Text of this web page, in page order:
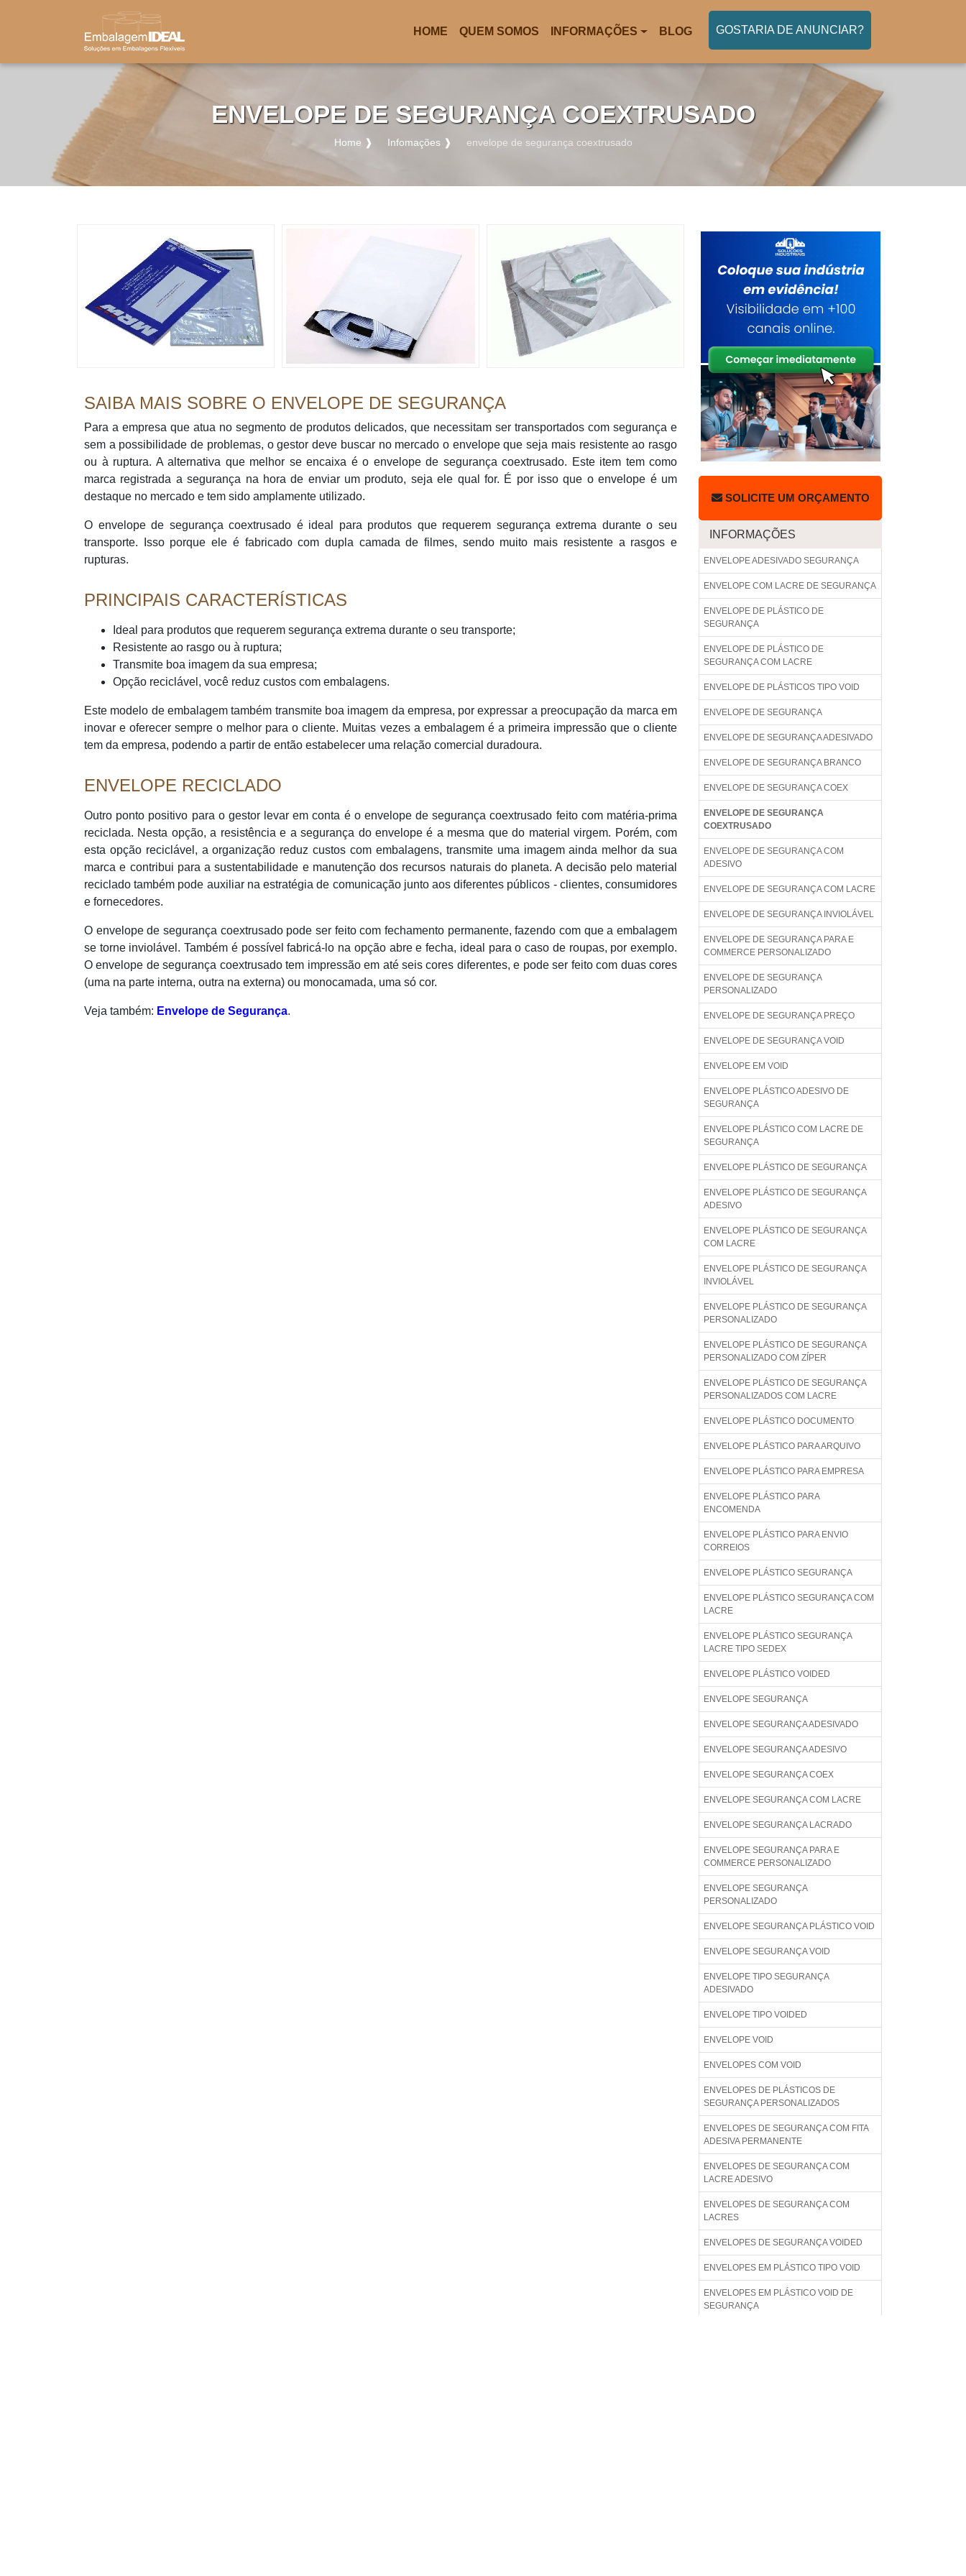
HOME
(CURRENT)
QUEM SOMOS INFORMAÇÕES BLOG GOSTARIA DE ANUNCIAR?
ENVELOPE DE SEGURANÇA COEXTRUSADO
Home ❱ Infomações ❱ envelope de segurança coextrusado
SAIBA MAIS SOBRE O ENVELOPE DE SEGURANÇA
Para a empresa que atua no segmento de produtos delicados, que necessitam ser transportados com segurança e
sem a possibilidade de problemas, o gestor deve buscar no mercado o envelope que seja mais resistente ao rasgo
ou à ruptura. A alternativa que melhor se encaixa é o envelope de segurança coextrusado. Este item tem como
marca registrada a segurança na hora de enviar um produto, seja ele qual for. É por isso que o envelope é um
destaque no mercado e tem sido amplamente utilizado.
O envelope de segurança coextrusado é ideal para produtos que requerem segurança extrema durante o seu
transporte. Isso porque ele é fabricado com dupla camada de filmes, sendo muito mais resistente a rasgos e
rupturas.
PRINCIPAIS CARACTERÍSTICAS
Ideal para produtos que requerem segurança extrema durante o seu transporte;
Resistente ao rasgo ou à ruptura;
Transmite boa imagem da sua empresa;
Opção reciclável, você reduz custos com embalagens.
Este modelo de embalagem também transmite boa imagem da empresa, por expressar a preocupação da marca em
inovar e oferecer sempre o melhor para o cliente. Muitas vezes a embalagem é a primeira impressão que o cliente
tem da empresa, podendo a partir de então estabelecer uma relação comercial duradoura.
ENVELOPE RECICLADO
Outro ponto positivo para o gestor levar em conta é o envelope de segurança coextrusado feito com matéria-prima
reciclada. Nesta opção, a resistência e a segurança do envelope é a mesma que do material virgem. Porém, com
esta opção reciclável, a organização reduz custos com embalagens, transmite uma imagem ainda melhor da sua
marca e contribui para a sustentabilidade e manutenção dos recursos naturais do planeta. A decisão pelo material
reciclado também pode auxiliar na estratégia de comunicação junto aos diferentes públicos - clientes, consumidores
e fornecedores.
O envelope de segurança coextrusado pode ser feito com fechamento permanente, fazendo com que a embalagem
se torne inviolável. Também é possível fabricá-lo na opção abre e fecha, ideal para o caso de roupas, por exemplo.
O envelope de segurança coextrusado tem impressão em até seis cores diferentes, e pode ser feito com duas cores
(uma na parte interna, outra na externa) ou monocamada, uma só cor.
Veja também: Envelope de Segurança.
SOLICITE UM ORÇAMENTO
INFORMAÇÕES
ENVELOPE ADESIVADO SEGURANÇA
ENVELOPE COM LACRE DE SEGURANÇA
ENVELOPE DE PLÁSTICO DE
SEGURANÇA
ENVELOPE DE PLÁSTICO DE
SEGURANÇA COM LACRE
ENVELOPE DE PLÁSTICOS TIPO VOID
ENVELOPE DE SEGURANÇA
ENVELOPE DE SEGURANÇA ADESIVADO
ENVELOPE DE SEGURANÇA BRANCO
ENVELOPE DE SEGURANÇA COEX
ENVELOPE DE SEGURANÇA
COEXTRUSADO
ENVELOPE DE SEGURANÇA COM
ADESIVO
ENVELOPE DE SEGURANÇA COM LACRE
ENVELOPE DE SEGURANÇA INVIOLÁVEL
ENVELOPE DE SEGURANÇA PARA E
COMMERCE PERSONALIZADO
ENVELOPE DE SEGURANÇA
PERSONALIZADO
ENVELOPE DE SEGURANÇA PREÇO
ENVELOPE DE SEGURANÇA VOID
ENVELOPE EM VOID
ENVELOPE PLÁSTICO ADESIVO DE
SEGURANÇA
ENVELOPE PLÁSTICO COM LACRE DE
SEGURANÇA
ENVELOPE PLÁSTICO DE SEGURANÇA
ENVELOPE PLÁSTICO DE SEGURANÇA
ADESIVO
ENVELOPE PLÁSTICO DE SEGURANÇA
COM LACRE
ENVELOPE PLÁSTICO DE SEGURANÇA
INVIOLÁVEL
ENVELOPE PLÁSTICO DE SEGURANÇA
PERSONALIZADO
ENVELOPE PLÁSTICO DE SEGURANÇA
PERSONALIZADO COM ZÍPER
ENVELOPE PLÁSTICO DE SEGURANÇA
PERSONALIZADOS COM LACRE
ENVELOPE PLÁSTICO DOCUMENTO
ENVELOPE PLÁSTICO PARA ARQUIVO
ENVELOPE PLÁSTICO PARA EMPRESA
ENVELOPE PLÁSTICO PARA
ENCOMENDA
ENVELOPE PLÁSTICO PARA ENVIO
CORREIOS
ENVELOPE PLÁSTICO SEGURANÇA
ENVELOPE PLÁSTICO SEGURANÇA COM
LACRE
ENVELOPE PLÁSTICO SEGURANÇA
LACRE TIPO SEDEX
ENVELOPE PLÁSTICO VOIDED
ENVELOPE SEGURANÇA
ENVELOPE SEGURANÇA ADESIVADO
ENVELOPE SEGURANÇA ADESIVO
ENVELOPE SEGURANÇA COEX
ENVELOPE SEGURANÇA COM LACRE
ENVELOPE SEGURANÇA LACRADO
ENVELOPE SEGURANÇA PARA E
COMMERCE PERSONALIZADO
ENVELOPE SEGURANÇA
PERSONALIZADO
ENVELOPE SEGURANÇA PLÁSTICO VOID
ENVELOPE SEGURANÇA VOID
ENVELOPE TIPO SEGURANÇA
ADESIVADO
ENVELOPE TIPO VOIDED
ENVELOPE VOID
ENVELOPES COM VOID
ENVELOPES DE PLÁSTICOS DE
SEGURANÇA PERSONALIZADOS
ENVELOPES DE SEGURANÇA COM FITA
ADESIVA PERMANENTE
ENVELOPES DE SEGURANÇA COM
LACRE ADESIVO
ENVELOPES DE SEGURANÇA COM
LACRES
ENVELOPES DE SEGURANÇA VOIDED
ENVELOPES EM PLÁSTICO TIPO VOID
ENVELOPES EM PLÁSTICO VOID DE
SEGURANÇA